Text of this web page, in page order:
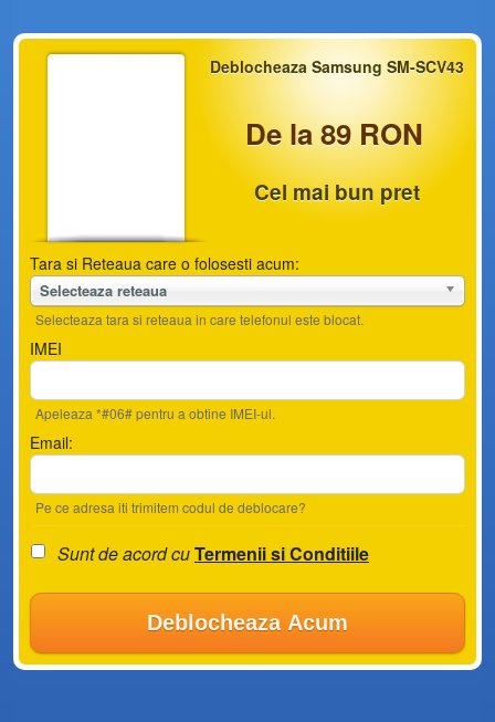
Deblocheaza Samsung SM-SCV43
De la 89 RON
Cel mai bun pret
Tara si Reteaua care o folosesti acum:
Selecteaza reteaua
Selecteaza tara si reteaua in care telefonul este blocat.
IMEI
Apeleaza *#06# pentru a obtine IMEI-ul.
Email:
Pe ce adresa iti trimitem codul de deblocare?
Sunt de acord cuTermenii si Conditiile
Deblocheaza Acum